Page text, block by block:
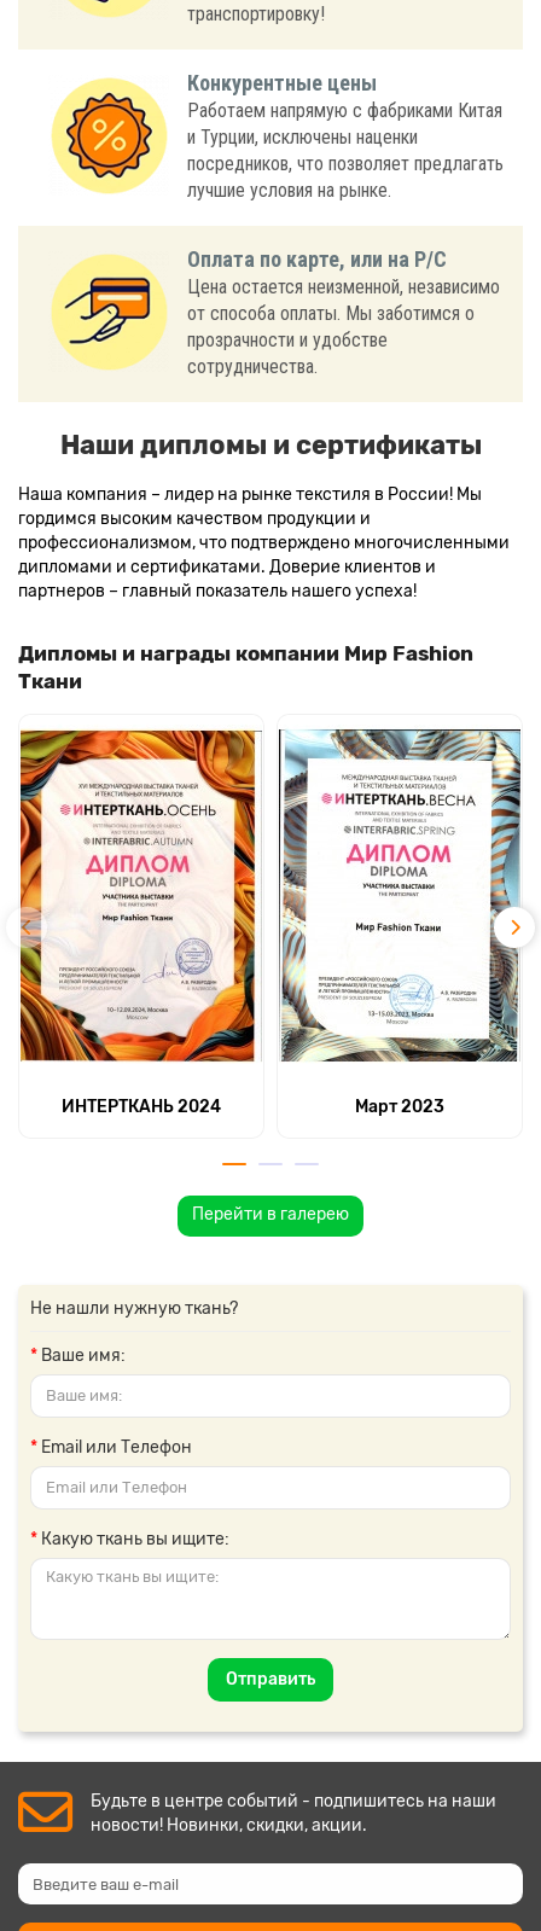
транспортировку!
Конкурентные цены
Работаем напрямую с фабриками Китая
и Турции, исключены наценки
посредников, что позволяет предлагать
лучшие условия на рынке.
Оплата по карте, или на Р/С
Цена остается неизменной, независимо
от способа оплаты. Мы заботимся о
прозрачности и удобстве
сотрудничества.
Наши дипломы и сертификаты
Наша компания – лидер на рынке текстиля в России! Мы
гордимся высоким качеством продукции и
профессионализмом, что подтверждено многочисленными
дипломами и сертификатами. Доверие клиентов и
партнеров – главный показатель нашего успеха!
Дипломы и награды компании Мир Fashion
Ткани
ИНТЕРТКАНЬ 2024 Март 2023
Перейти в галерею
Не нашли нужную ткань?
Ваше имя:
Email или Телефон
Какую ткань вы ищите:
Отправить
Будьте в центре событий - подпишитесь на наши
новости! Новинки, скидки, акции.